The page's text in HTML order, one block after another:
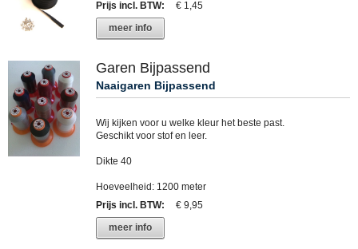
Prijs incl. BTW:
€ 1,45
meer info
Garen Bijpassend
Naaigaren Bijpassend
Wij kijken voor u welke kleur het beste past.
Geschikt voor stof en leer.
Dikte 40
Hoeveelheid: 1200 meter
Prijs incl. BTW:
€ 9,95
meer info